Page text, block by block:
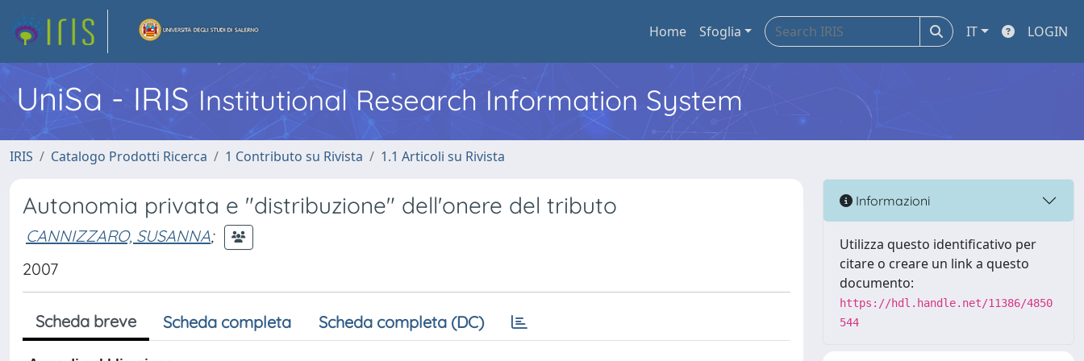
Home Sfoglia IT LOGIN
UniSa - IRIS Institutional Research Information System
IRIS Catalogo Prodotti Ricerca 1 Contributo su Rivista 1.1 Articoli su Rivista
Autonomia privata e "distribuzione" dell'onere del tributo
CANNIZZARO, SUSANNA;
2007
Scheda breve Scheda completa Scheda completa (DC)
Informazioni
Utilizza questo identificativo per
citare o creare un link a questo
documento:
https://hdl.handle.net/11386/4850
544